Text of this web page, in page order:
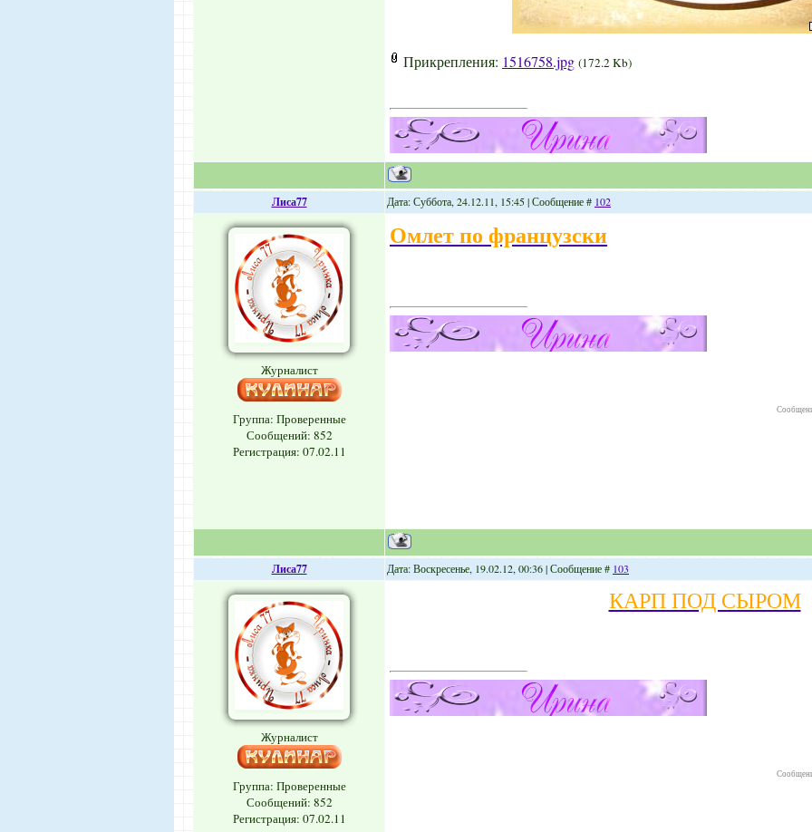
Прикрепления: 1516758.jpg (172.2 Kb)
Лиса77 Дата: Суббота, 24.12.11, 15:45 | Сообщение # 102
Журналист
Группа: Проверенные
Сообщений: 852
Регистрация: 07.02.11
Омлет по французски
Лиса77 Дата: Воскресенье, 19.02.12, 00:36 | Сообщение # 103
Журналист
Группа: Проверенные
Сообщений: 852
Регистрация: 07.02.11
КАРП ПОД СЫРОМ